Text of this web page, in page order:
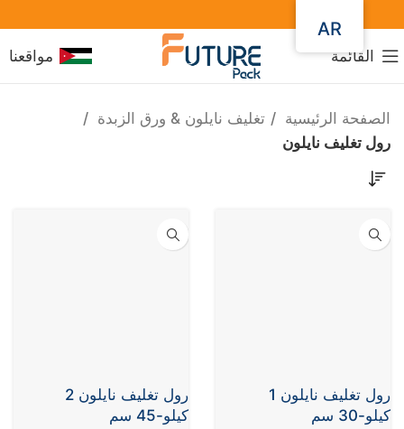
القائمة مواقعنا
الصفحة الرئيسية
تغليف نايلون & ورق الزبدة
رول تغليف نايلون
رول تغليف نايلون 1
كيلو-30 سم
رول تغليف نايلون 2
كيلو-45 سم
AR